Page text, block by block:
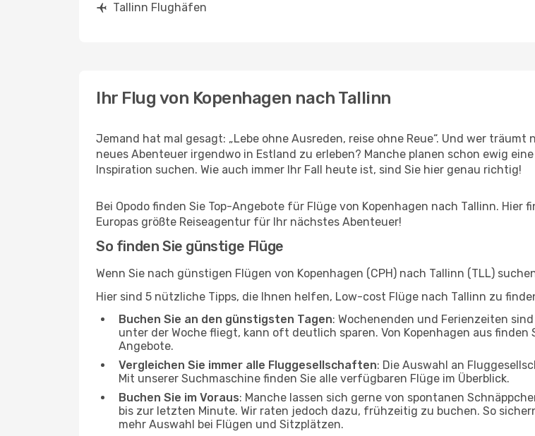
Tallinn Flughäfen
Ihr Flug von Kopenhagen nach Tallinn
Jemand hat mal gesagt: „Lebe ohne Ausreden, reise ohne Reue“. Und wer
neues Abenteuer irgendwo in Estland zu erleben? Manche planen schon ewig
Inspiration suchen. Wie auch immer Ihr Fall heute ist, sind Sie hier genau richtig!
Bei Opodo finden Sie Top-Angebote für Flüge von Kopenhagen nach Tallinn. Hier
Europas größte Reiseagentur für Ihr nächstes Abenteuer!
So finden Sie günstige Flüge
Wenn Sie nach günstigen Flügen von Kopenhagen (CPH) nach Tallinn (TLL)
Hier sind 5 nützliche Tipps, die Ihnen helfen, Low-cost Flüge nach Tallinn zu
Buchen Sie an den günstigsten Tagen: Wochenenden und Ferienzeiten
unter der Woche fliegt, kann oft deutlich sparen. Von Kopenhagen aus finden
Angebote.
Vergleichen Sie immer alle Fluggesellschaften: Die Auswahl an
Mit unserer Suchmaschine finden Sie alle verfügbaren Flüge im Überblick.
Buchen Sie im Voraus: Manche lassen sich gerne von spontanen
bis zur letzten Minute. Wir raten jedoch dazu, frühzeitig zu buchen. So
mehr Auswahl bei Flügen und Sitzplätzen.